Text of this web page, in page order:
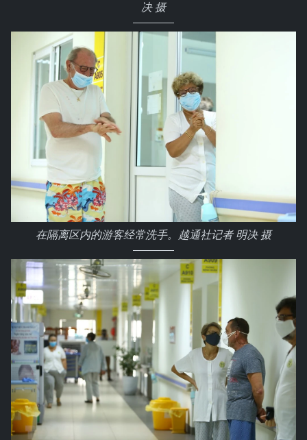
决 摄
在隔离区内的游客经常洗手。越通社记者 明决 摄